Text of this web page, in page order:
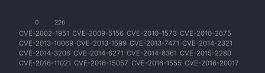
0 226
CVE-2002-1951 CVE-2009-5156 CVE-2010-1573 CVE-2010-2075
CVE-2013-10069 CVE-2013-1599 CVE-2013-7471 CVE-2014-2321
CVE-2014-3206 CVE-2014-6271 CVE-2014-8361 CVE-2015-2280
CVE-2016-11021 CVE-2016-15057 CVE-2016-1555 CVE-2016-20017